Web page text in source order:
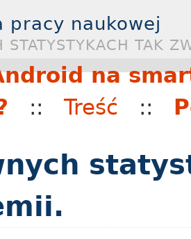
pracy naukowej
STATYSTYKACH TAK
na
::Treść ::